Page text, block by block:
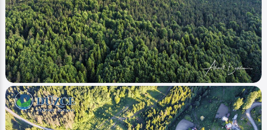
Ahmet Bozdemir 0 1587 0